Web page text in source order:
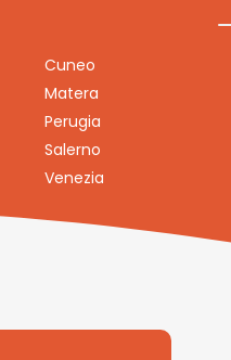
Cuneo
Matera
Perugia
Salerno
Venezia